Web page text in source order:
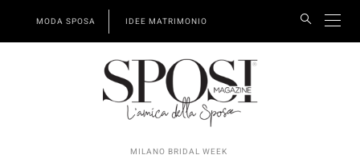
MODA SPOSA IDEE MATRIMONIO
MILANO BRIDAL WEEK